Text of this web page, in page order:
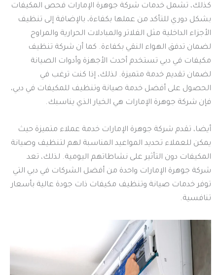
كذلك، تشمل خدمات شركة جوهرة الإمارات فحص المكيفات
بشكل دوري للتأكد من عملها بكفاءة، بالإضافة إلى تنظيف
الأجزاء الداخلية مثل الفلاتر والمبادلات الحرارية والمراوح
لضمان تدفق الهواء النقي بكفاءة. كما أن شركة تنظيف
مكيفات في دبي تستخدم أحدث الأجهزة وأدوات الصيانة
لضمان تقديم خدمة متميزة. لذلك، إذا كنت ترغب في
الحصول على أفضل خدمة صيانة وتنظيف للمكيفات في دبي،
فإن شركة جوهرة الإمارات هي الخيار الذي يناسبك.
أيضا، تقدم شركة جوهرة الإمارات خدمة عملاء متميزة حيث
يمكن للعملاء تحديد المواعيد المناسبة لهم لتنظيف وصيانة
المكيفات دون التأثير على نشاطاتهم اليومية. لذلك، تعد
شركة جوهرة الإمارات واحدة من أفضل الشركات في دبي التي
توفر خدمات صيانة وتنظيف مكيفات ذات جودة عالية بأسعار
تنافسية.